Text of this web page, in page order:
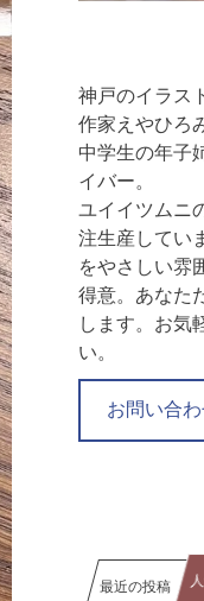
神戸のイラス
作家えやひろ
中学生の年子
イバー。
ユイイツムニ
注生産してい
をやさしい雰
得意。あなた
します。お気
い。
お問い合
最近の投稿